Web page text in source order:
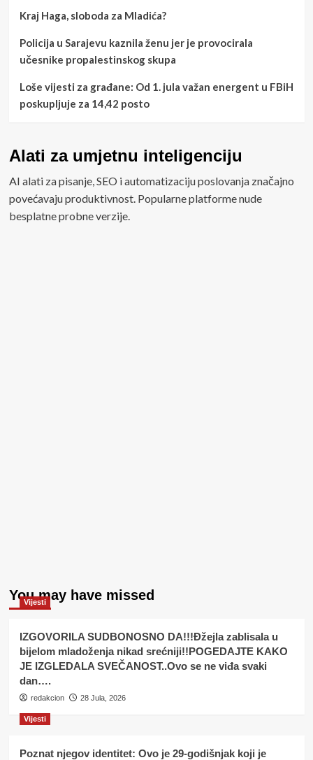
Kraj Haga, sloboda za Mladića?
Policija u Sarajevu kaznila ženu jer je provocirala
učesnike propalestinskog skupa
Loše vijesti za građane: Od 1. jula važan energent u FBiH
poskupljuje za 14,42 posto
Alati za umjetnu inteligenciju
AI alati za pisanje, SEO i automatizaciju poslovanja značajno
povećavaju produktivnost. Popularne platforme nude
besplatne probne verzije.
You may have missed
Vijesti
IZGOVORILA SUDBONOSNO DA!!!Đžejla zablisala u
bijelom mladoženja nikad srećniji!!POGEDAJTE KAKO
JE IZGLEDALA SVEČANOST..Ovo se ne viđa svaki
dan….
redakcion 28 Jula, 2026
Vijesti
Poznat njegov identitet: Ovo je 29-godišnjak koji je